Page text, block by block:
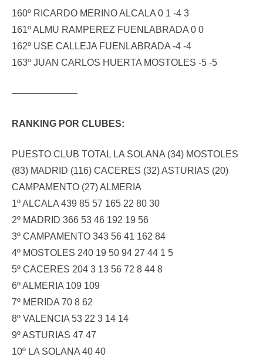
160º RICARDO MERINO ALCALA 0 1 -4 3
161º ALMU RAMPEREZ FUENLABRADA 0 0
162º USE CALLEJA FUENLABRADA -4 -4
163º JUAN CARLOS HUERTA MOSTOLES -5 -5
———————
RANKING POR CLUBES:
PUESTO CLUB TOTAL LA SOLANA (34) MOSTOLES
(83) MADRID (116) CACERES (32) ASTURIAS (20)
CAMPAMENTO (27) ALMERIA
1º ALCALA 439 85 57 165 22 80 30
2º MADRID 366 53 46 192 19 56
3º CAMPAMENTO 343 56 41 162 84
4º MOSTOLES 240 19 50 94 27 44 1 5
5º CACERES 204 3 13 56 72 8 44 8
6º ALMERIA 109 109
7º MERIDA 70 8 62
8º VALENCIA 53 22 3 14 14
9º ASTURIAS 47 47
10º LA SOLANA 40 40